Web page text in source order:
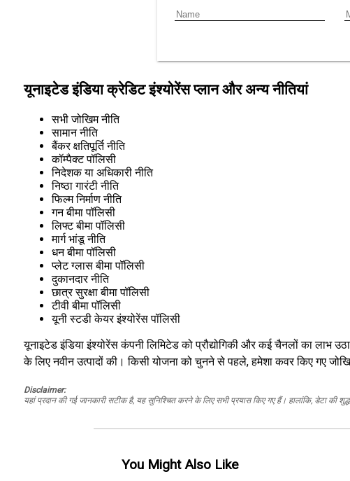
यूनाइटेड इंडिया क्रेडिट इंश्योरेंस प्लान और अन्य नीतियां
सभी जोखिम नीति
सामान नीति
बैंकर क्षतिपूर्ति नीति
कॉम्पैक्ट पॉलिसी
निदेशक या अधिकारी नीति
निष्ठा गारंटी नीति
फिल्म निर्माण नीति
गन बीमा पॉलिसी
लिफ्ट बीमा पॉलिसी
मार्ग भांडू नीति
धन बीमा पॉलिसी
प्लेट ग्लास बीमा पॉलिसी
दुकानदार नीति
छात्र सुरक्षा बीमा पॉलिसी
टीवी बीमा पॉलिसी
यूनी स्टडी केयर इंश्योरेंस पॉलिसी
यूनाइटेड इंडिया इंश्योरेंस कंपनी लिमिटेड को प्रौद्योगिकी और कई चैनलों का लाभ
के लिए नवीन उत्पादों की। किसी योजना को चुनने से पहले, हमेशा कवर किए गए
Disclaimer:
यहां प्रदान की गई जानकारी सटीक है, यह सुनिश्चित करने के लिए सभी प्रयास किए गए हैं। हालांकि, डेटा की
You Might Also Like